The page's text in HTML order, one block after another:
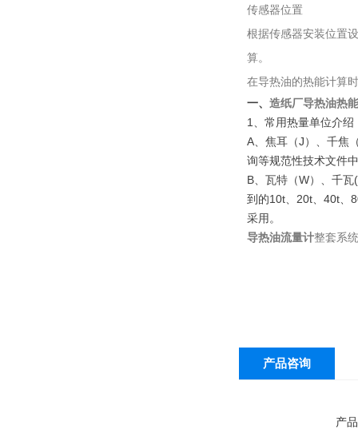
传感器位置
根据传感器安装位置
算。
在导热油的热能计算
一、 造纸厂导热油热
1
、常用热量单位介绍
A 、焦耳（J）、千焦
询等规范性技术文件
B 、瓦特（W）、千瓦
到的10t 20t 40t
采用。
导热油流量计整套系
产品咨询
产